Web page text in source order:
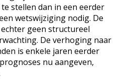
stellen dan in een eerder
wetswijziging nodig. De
geen structureel
De verhoging naar
is enkele jaren eerder
nu aangeven,